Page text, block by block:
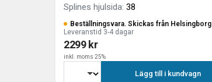
Splines hjulsida: 38
Beställningsvara. Skickas från Helsingborg
Leveranstid 3-4 dagar
2299 kr
inkl. moms 25%
Lägg till i kundvagn